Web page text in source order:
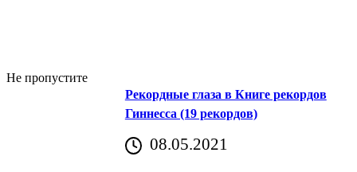
Не пропустите
Рекордные глаза в Книге рекордов
Гиннесса (19 рекордов)
08.05.2021